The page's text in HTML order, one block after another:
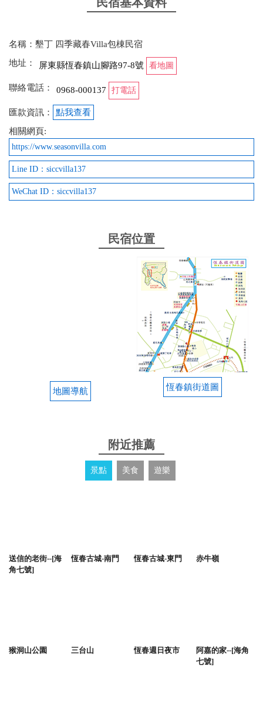
名稱：墾丁 四季藏春Villa包棟民宿
地址：
屏東縣恆春鎮山腳路97-8號 看地圖
聯絡電話： 0968-000137 打電話
匯款資訊：
點我查看
相關網頁:
https://www.seasonvilla.com
Line ID：siccvilla137
WeChat ID：siccvilla137
民宿位置
地圖導航 恆春鎮街道圖
附近推薦
景點 美食 遊樂
送信的老街--[海
角七號]
恆春古城-南門 恆春古城-東門 赤牛嶺
猴洞山公園 三台山 恆春週日夜市
阿嘉的家--[海角
七號]